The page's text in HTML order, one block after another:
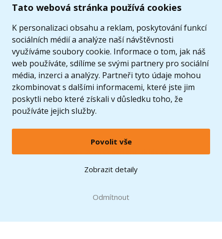
Tato webová stránka používá cookies
K personalizaci obsahu a reklam, poskytování funkcí
sociálních médií a analýze naší návštěvnosti
využíváme soubory cookie. Informace o tom, jak náš
web používáte, sdílíme se svými partnery pro sociální
média, inzerci a analýzy. Partneři tyto údaje mohou
zkombinovat s dalšími informacemi, které jste jim
poskytli nebo které získali v důsledku toho, že
používáte jejich služby.
Povolit vše
Zobrazit detaily
Odmítnout
© 2005 - 2026 Copyright 4kids.cz
LEGO, logo LEGO a minifigurka jsou ochrannými známkami společnosti LEGO Group. ©
2024 The LEGO Group.
Zobrazit verzi pro desktop
při nákupu od